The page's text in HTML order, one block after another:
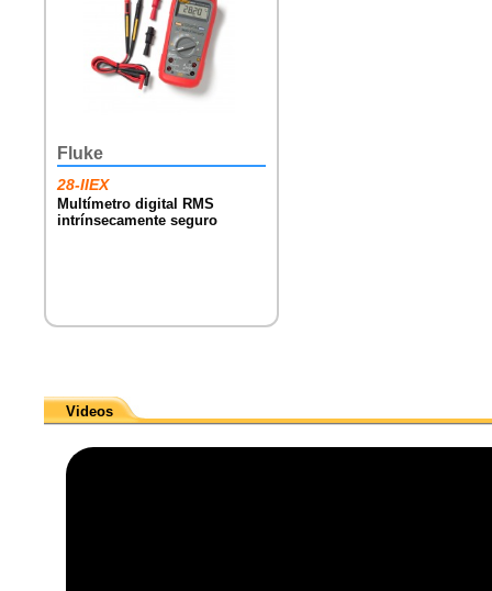
Fluke
28-IIEX
Multímetro digital RMS
intrínsecamente seguro
Videos